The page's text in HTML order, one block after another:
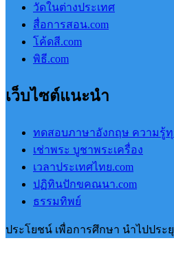
วัดในต่างประเทศ
สื่อการสอน.com
โค้ดสี.com
พิธี.com
เว็บไซต์แนะนำ
ทดสอบภาษาอังกฤษ ความรู้ทุ
เช่าพระ บูชาพระเครื่อง
เวลาประเทศไทย.com
ปฏิทินปักขคณนา.com
ธรรมทิพย์
ประโยชน์ เพื่อการศึกษา นำไปประ